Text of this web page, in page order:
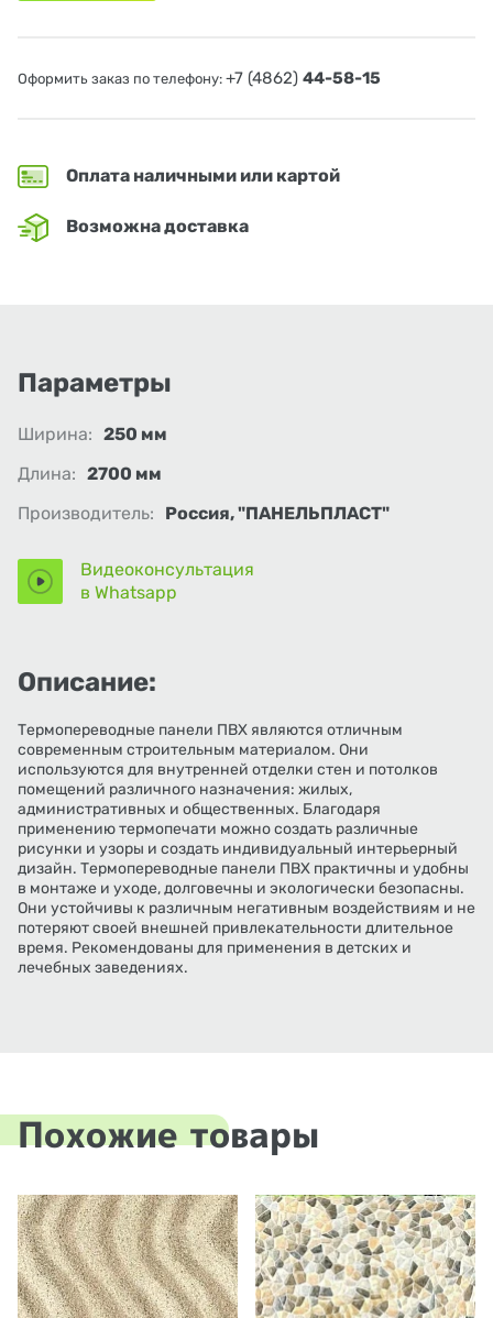
Оформить заказ по телефону: +7 (4862) 44-58-15
Оплата наличными или картой
Возможна доставка
Параметры
Ширина: 250 мм
Длина: 2700 мм
Производитель:
Россия, "ПАНЕЛЬПЛАСТ"
Видеоконсультация
в Whatsapp
Описание:
Термопереводные панели ПВХ являются отличным
современным строительным материалом. Они
используются для внутренней отделки стен и потолков
помещений различного назначения: жилых,
административных и общественных. Благодаря
применению термопечати можно создать различные
рисунки и узоры и создать индивидуальный интерьерный
дизайн. Термопереводные панели ПВХ практичны и удобны
в монтаже и уходе, долговечны и экологически безопасны.
Они устойчивы к различным негативным воздействиям и не
потеряют своей внешней привлекательности длительное
время. Рекомендованы для применения в детских и
лечебных заведениях.
Похожие товары